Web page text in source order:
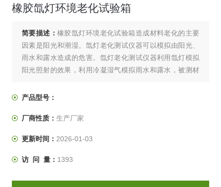
橡胶氙灯环境老化试验箱
简要描述：橡胶氙灯环境老化试验箱造成材料老化的主要
因素是阳光和潮湿。氙灯老化测试仪器可以模拟由阳光、
雨水和露水造成的危害。氙灯老化测试仪器利用氙灯模拟
阳光照射的效果，利用冷凝湿气模拟雨水和露水，被测材
测试，用数天或数周的时间即可重现户外数月乃至数年出
材料，改造现有材料。
产品型号：
厂商性质： 生产厂家
更新时间： 2026-01-03
访 问 量： 1393